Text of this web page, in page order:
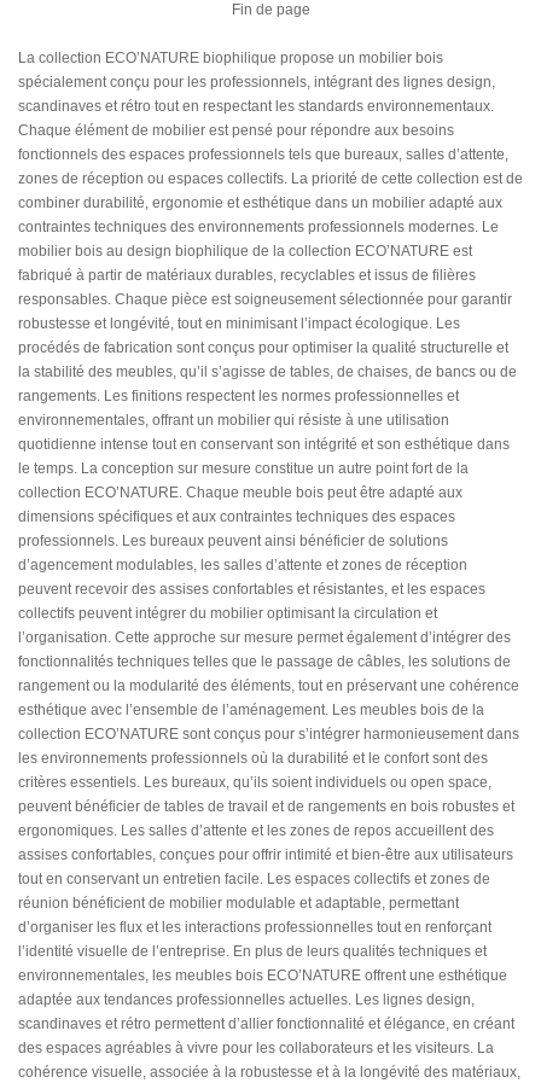
Fin de page
La collection ECO’NATURE biophilique propose un mobilier bois
spécialement conçu pour les professionnels, intégrant des lignes design,
scandinaves et rétro tout en respectant les standards environnementaux.
Chaque élément de mobilier est pensé pour répondre aux besoins
fonctionnels des espaces professionnels tels que bureaux, salles d’attente,
zones de réception ou espaces collectifs. La priorité de cette collection est de
combiner durabilité, ergonomie et esthétique dans un mobilier adapté aux
contraintes techniques des environnements professionnels modernes. Le
mobilier bois au design biophilique de la collection ECO’NATURE est
fabriqué à partir de matériaux durables, recyclables et issus de filières
responsables. Chaque pièce est soigneusement sélectionnée pour garantir
robustesse et longévité, tout en minimisant l’impact écologique. Les
procédés de fabrication sont conçus pour optimiser la qualité structurelle et
la stabilité des meubles, qu’il s’agisse de tables, de chaises, de bancs ou de
rangements. Les finitions respectent les normes professionnelles et
environnementales, offrant un mobilier qui résiste à une utilisation
quotidienne intense tout en conservant son intégrité et son esthétique dans
le temps. La conception sur mesure constitue un autre point fort de la
collection ECO’NATURE. Chaque meuble bois peut être adapté aux
dimensions spécifiques et aux contraintes techniques des espaces
professionnels. Les bureaux peuvent ainsi bénéficier de solutions
d’agencement modulables, les salles d’attente et zones de réception
peuvent recevoir des assises confortables et résistantes, et les espaces
collectifs peuvent intégrer du mobilier optimisant la circulation et
l’organisation. Cette approche sur mesure permet également d’intégrer des
fonctionnalités techniques telles que le passage de câbles, les solutions de
rangement ou la modularité des éléments, tout en préservant une cohérence
esthétique avec l’ensemble de l’aménagement. Les meubles bois de la
collection ECO’NATURE sont conçus pour s’intégrer harmonieusement dans
les environnements professionnels où la durabilité et le confort sont des
critères essentiels. Les bureaux, qu’ils soient individuels ou open space,
peuvent bénéficier de tables de travail et de rangements en bois robustes et
ergonomiques. Les salles d’attente et les zones de repos accueillent des
assises confortables, conçues pour offrir intimité et bien-être aux utilisateurs
tout en conservant un entretien facile. Les espaces collectifs et zones de
réunion bénéficient de mobilier modulable et adaptable, permettant
d’organiser les flux et les interactions professionnelles tout en renforçant
l’identité visuelle de l’entreprise. En plus de leurs qualités techniques et
environnementales, les meubles bois ECO’NATURE offrent une esthétique
adaptée aux tendances professionnelles actuelles. Les lignes design,
scandinaves et rétro permettent d’allier fonctionnalité et élégance, en créant
des espaces agréables à vivre pour les collaborateurs et les visiteurs. La
cohérence visuelle, associée à la robustesse et à la longévité des matériaux,